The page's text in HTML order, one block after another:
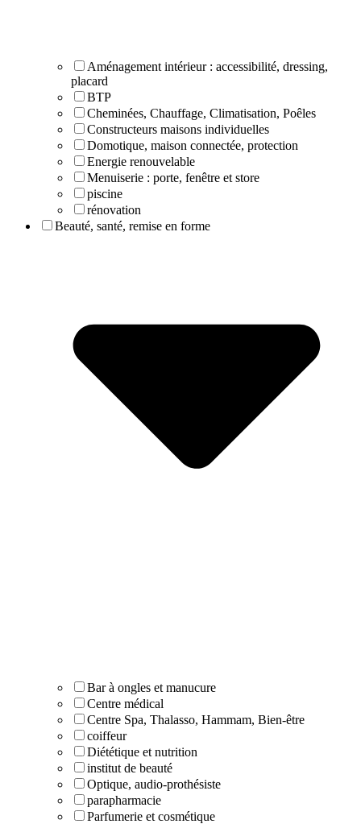
Aménagement intérieur : accessibilité, dressing,
placard
BTP
Cheminées, Chauffage, Climatisation, Poêles
Constructeurs maisons individuelles
Domotique, maison connectée, protection
Energie renouvelable
Menuiserie : porte, fenêtre et store
piscine
rénovation
Beauté, santé, remise en forme
Bar à ongles et manucure
Centre médical
Centre Spa, Thalasso, Hammam, Bien-être
coiffeur
Diététique et nutrition
institut de beauté
Optique, audio-prothésiste
parapharmacie
Parfumerie et cosmétique